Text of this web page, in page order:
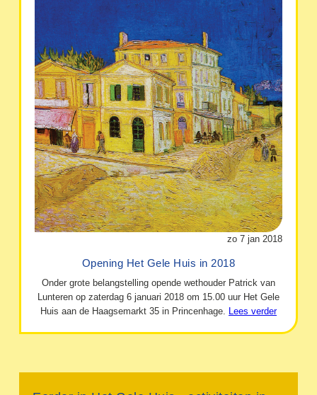
zo 7 jan 2018
Opening Het Gele Huis in 2018
Onder grote belangstelling opende wethouder Patrick van
Lunteren op zaterdag 6 januari 2018 om 15.00 uur Het Gele
Huis aan de Haagsemarkt 35 in Princenhage. Lees verder